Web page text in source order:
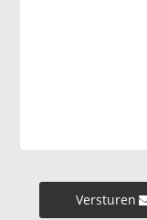
Versturen »